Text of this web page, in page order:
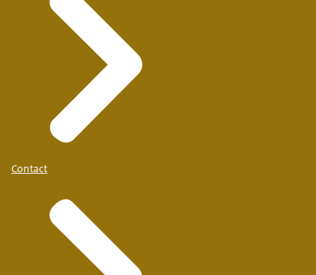
Contact